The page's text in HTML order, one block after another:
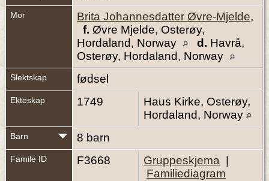
Mor Brita Johannesdatter Øvre-Mjelde,
f. Øvre Mjelde, Osterøy,
Hordaland, Norway
d. Havrå,
Osterøy, Hordaland, Norway
Slektskap fødsel
Ekteskap 1749
Haus Kirke, Osterøy,
Hordaland, Norway
Barn 8 barn
Famile ID F3668 Gruppeskjema
Familiediagram